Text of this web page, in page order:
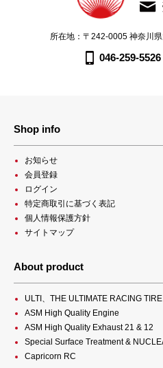
所在地：〒242-0005 神奈川
046-259-5526
Shop info
お知らせ
会員登録
ログイン
特定商取引に基づく表記
個人情報保護方針
サイトマップ
About product
ULTI、THE ULTIMATE RACING TIRE
ASM High Quality Engine
ASM High Quality Exhaust 21 & 12
Special Surface Treatment &
Capricorn RC